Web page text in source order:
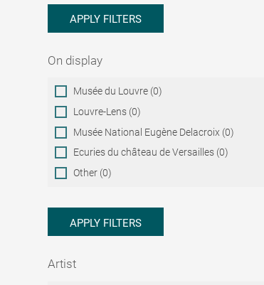
APPLY FILTERS
On display
On
display
Musée du Louvre (0)
Louvre-Lens (0)
Musée National Eugène Delacroix (0)
Ecuries du château de Versailles (0)
Other (0)
APPLY FILTERS
Artist